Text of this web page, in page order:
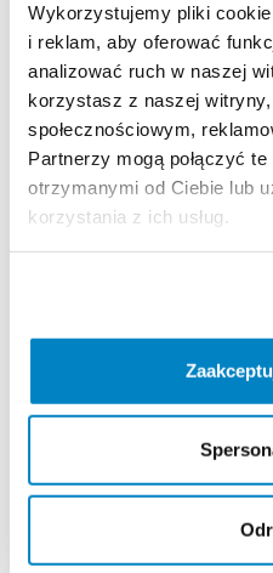
Wykorzystujemy pliki
i reklam, aby oferować
analizować ruch w naszej
korzystasz z naszej
społecznościowym,
Partnerzy mogą połączyć
otrzymanymi od Ciebie lub
korzystania z ich usług.
Nosidełko zaprojektowane
wędrówki i zajęcia na
Osłona przed słońcem​,​
oddychające plecy​,​
Maksymalna waga
Strona produktu w
Regulamin wypożyczalni